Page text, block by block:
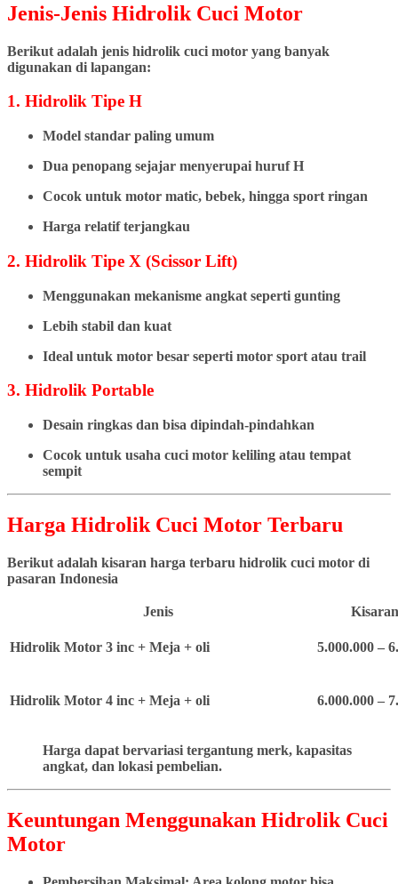
Jenis-Jenis Hidrolik Cuci Motor
Berikut adalah jenis hidrolik cuci motor yang banyak
digunakan di lapangan:
1. Hidrolik Tipe H
Model standar paling umum
Dua penopang sejajar menyerupai huruf H
Cocok untuk motor matic, bebek, hingga sport ringan
Harga relatif terjangkau
2. Hidrolik Tipe X (Scissor Lift)
Menggunakan mekanisme angkat seperti gunting
Lebih stabil dan kuat
Ideal untuk motor besar seperti motor sport atau trail
3. Hidrolik Portable
Desain ringkas dan bisa dipindah-pindahkan
Cocok untuk usaha cuci motor keliling atau tempat
sempit
Harga Hidrolik Cuci Motor Terbaru
Berikut adalah kisaran harga terbaru hidrolik cuci motor di
pasaran Indonesia
Jenis
Hidrolik Motor 3 inc + Meja + oli 5.000.000 –
Hidrolik Motor 4 inc + Meja + oli 6.000.000 –
Harga dapat bervariasi tergantung merk, kapasitas
angkat, dan lokasi pembelian.
Keuntungan Menggunakan Hidrolik Cuci
Motor